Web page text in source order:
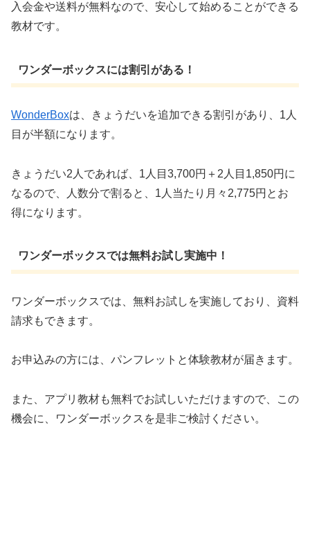
入会金や送料が無料なので、安心して始めることができる
教材です。
ワンダーボックスには割引がある！
WonderBoxは、きょうだいを追加できる割引があり、1人
目が半額になります。
きょうだい2人であれば、1人目3,700円＋2人目1,850円に
なるので、人数分で割ると、1人当たり月々2,775円とお
得になります。
ワンダーボックスでは無料お試し実施中！
ワンダーボックスでは、無料お試しを実施しており、資料
請求もできます。
お申込みの方には、パンフレットと体験教材が届きます。
また、アプリ教材も無料でお試しいただけますので、この
機会に、ワンダーボックスを是非ご検討ください。